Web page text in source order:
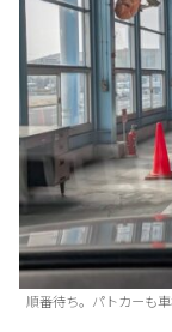
順番待ち。パトカーも